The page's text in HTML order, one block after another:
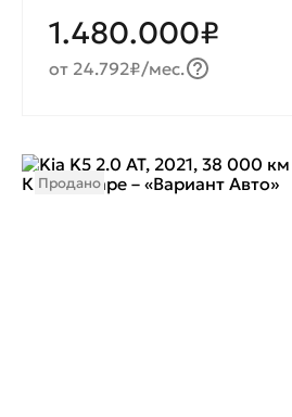
1.480.000₽
от 24.792₽/мес.
Продано